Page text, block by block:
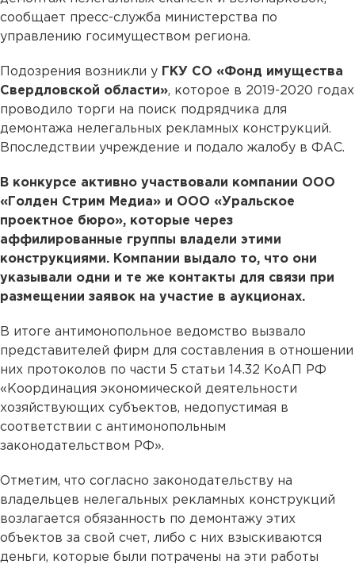
сообщает пресс-служба министерства по
управлению госимуществом региона.
Подозрения возникли у ГКУ СО «Фонд имущества
Свердловской области», которое в 2019-2020 годах
проводило торги на поиск подрядчика для
демонтажа нелегальных рекламных конструкций.
Впоследствии учреждение и подало жалобу в ФАС.
В конкурсе активно участвовали компании ООО
«Голден Стрим Медиа» и ООО «Уральское
проектное бюро», которые через
аффилированные группы владели этими
конструкциями. Компании выдало то, что они
указывали одни и те же контакты для связи при
размещении заявок на участие в аукционах.
В итоге антимонопольное ведомство вызвало
представителей фирм для составления в отношении
них протоколов по части 5 статьи 14.32 КоАП РФ
«Координация экономической деятельности
хозяйствующих субъектов, недопустимая в
соответствии с антимонопольным
законодательством РФ».
Отметим, что согласно законодательству на
владельцев нелегальных рекламных конструкций
возлагается обязанность по демонтажу этих
объектов за свой счет, либо с них взыскиваются
деньги, которые были потрачены на эти работы